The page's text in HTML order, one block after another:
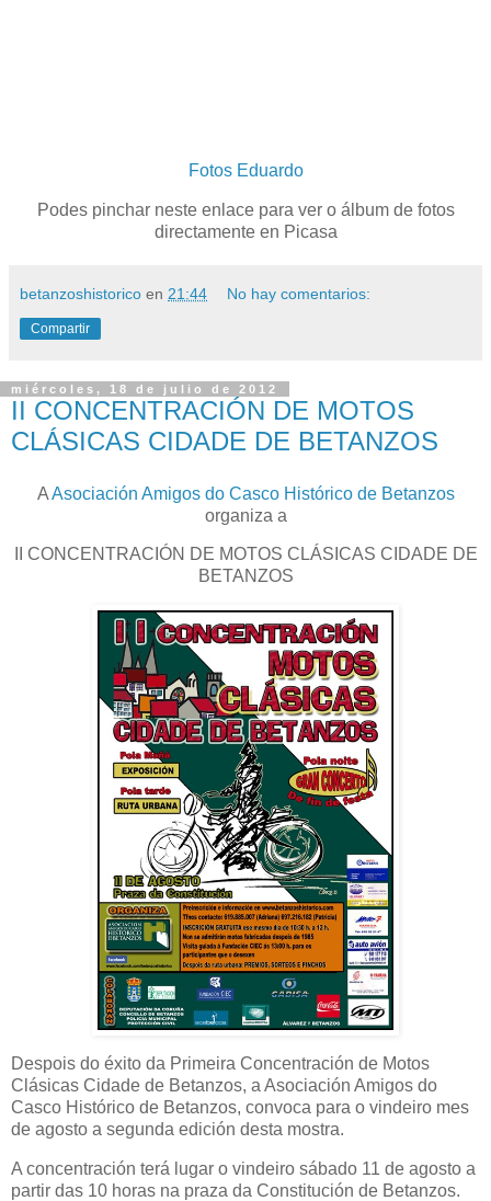
Fotos Eduardo
Podes pinchar neste enlace para ver o álbum de fotos
directamente en Picasa
betanzoshistorico en 21:44 No hay comentarios:
Compartir
miércoles, 18 de julio de 2012
II CONCENTRACIÓN DE MOTOS
CLÁSICAS CIDADE DE BETANZOS
AAsociación Amigos do Casco Histórico de Betanzos
organiza a
II CONCENTRACIÓN DE MOTOS CLÁSICAS CIDADE DE
BETANZOS
Despois do éxito da Primeira Concentración de Motos
Clásicas Cidade de Betanzos, a Asociación Amigos do
Casco Histórico de Betanzos, convoca para o vindeiro mes
de agosto a segunda edición desta mostra.
A concentración terá lugar o vindeiro sábado 11 de agosto a
partir das 10 horas na praza da Constitución de Betanzos.